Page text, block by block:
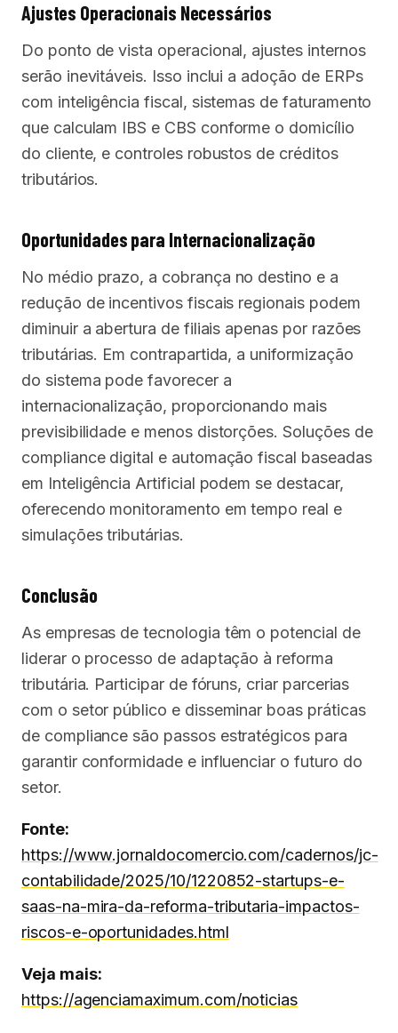
Ajustes Operacionais Necessários
Do ponto de vista operacional, ajustes internos
serão inevitáveis. Isso inclui a adoção de ERPs
com inteligência fiscal, sistemas de faturamento
que calculam IBS e CBS conforme o domicílio
do cliente, e controles robustos de créditos
tributários.
Oportunidades para Internacionalização
No médio prazo, a cobrança no destino e a
redução de incentivos fiscais regionais podem
diminuir a abertura de filiais apenas por razões
tributárias. Em contrapartida, a uniformização
do sistema pode favorecer a
internacionalização, proporcionando mais
previsibilidade e menos distorções. Soluções de
compliance digital e automação fiscal baseadas
em Inteligência Artificial podem se destacar,
oferecendo monitoramento em tempo real e
simulações tributárias.
Conclusão
As empresas de tecnologia têm o potencial de
liderar o processo de adaptação à reforma
tributária. Participar de fóruns, criar parcerias
com o setor público e disseminar boas práticas
de compliance são passos estratégicos para
garantir conformidade e influenciar o futuro do
setor.
Fonte:
https://www.jornaldocomercio.com/cadernos/jc-
contabilidade/2025/10/1220852-startups-e-
saas-na-mira-da-reforma-tributaria-impactos-
riscos-e-oportunidades.html
Veja mais:
https://agenciamaximum.com/noticias